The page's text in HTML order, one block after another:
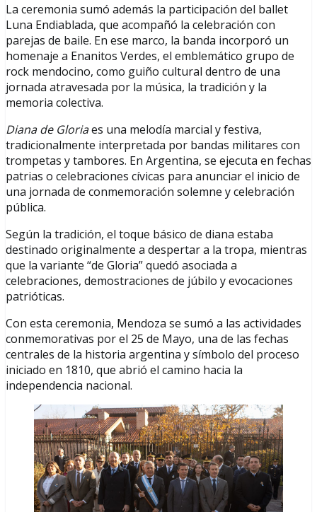
La ceremonia sumó además la participación del ballet
Luna Endiablada, que acompañó la celebración con
parejas de baile. En ese marco, la banda incorporó un
homenaje a Enanitos Verdes, el emblemático grupo de
rock mendocino, como guiño cultural dentro de una
jornada atravesada por la música, la tradición y la
memoria colectiva.
Diana de Gloriaes una melodía marcial y festiva,
tradicionalmente interpretada por bandas militares con
trompetas y tambores. En Argentina, se ejecuta en fechas
patrias o celebraciones cívicas para anunciar el inicio de
una jornada de conmemoración solemne y celebración
pública.
Según la tradición, el toque básico de diana estaba
destinado originalmente a despertar a la tropa, mientras
que la variante “de Gloria” quedó asociada a
celebraciones, demostraciones de júbilo y evocaciones
patrióticas.
Con esta ceremonia, Mendoza se sumó a las actividades
conmemorativas por el 25 de Mayo, una de las fechas
centrales de la historia argentina y símbolo del proceso
iniciado en 1810, que abrió el camino hacia la
independencia nacional.